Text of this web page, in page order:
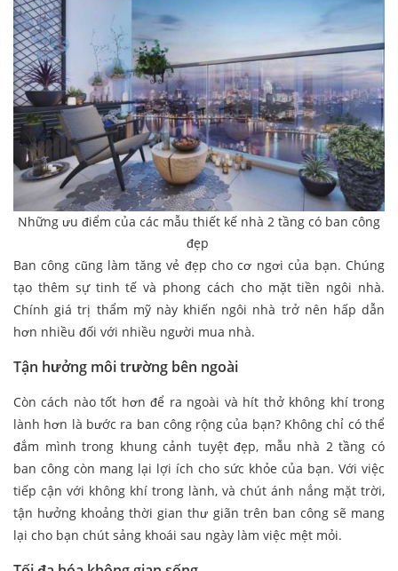
Những ưu điểm của các mẫu thiết kế nhà 2 tầng có ban công
đẹp
Ban công cũng làm tăng vẻ đẹp cho cơ ngơi của bạn. Chúng
tạo thêm sự tinh tế và phong cách cho mặt tiền ngôi nhà.
Chính giá trị thẩm mỹ này khiến ngôi nhà trở nên hấp dẫn
hơn nhiều đối với nhiều người mua nhà.
Tận hưởng môi trường bên ngoài
Còn cách nào tốt hơn để ra ngoài và hít thở không khí trong
lành hơn là bước ra ban công rộng của bạn? Không chỉ có thể
đắm mình trong khung cảnh tuyệt đẹp, mẫu nhà 2 tầng có
ban công còn mang lại lợi ích cho sức khỏe của bạn. Với việc
tiếp cận với không khí trong lành, và chút ánh nắng mặt trời,
tận hưởng khoảng thời gian thư giãn trên ban công sẽ mang
lại cho bạn chút sảng khoái sau ngày làm việc mệt mỏi.